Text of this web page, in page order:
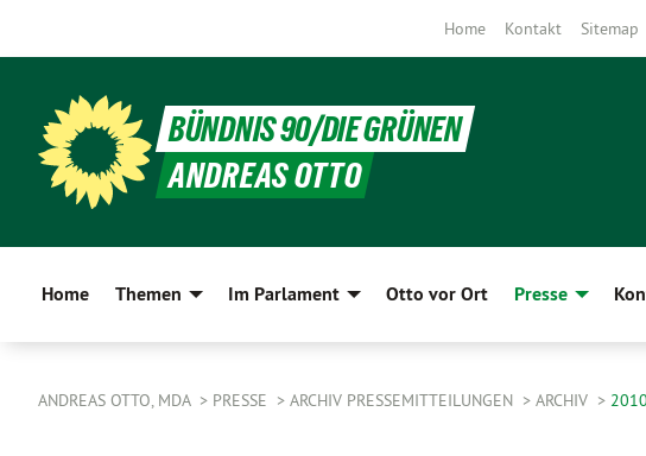
Home Kontakt Sitemap
BÜNDNIS 90/DIE GRÜNEN
ANDREAS OTTO
Home Themen Im Parlament Otto vor Ort Presse
ANDREAS OTTO, MDA PRESSE ARCHIV PRESSEMITTEILUNGEN ARCHIV 2010